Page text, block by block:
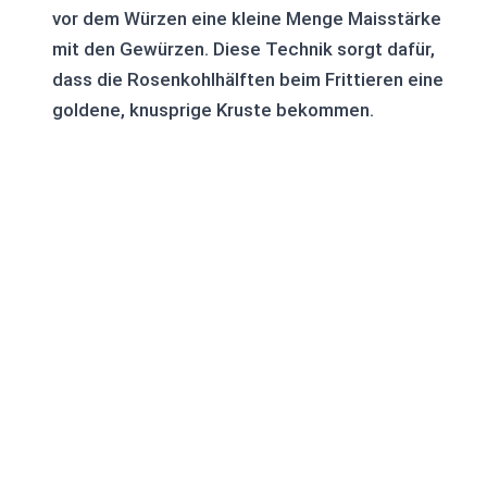
vor dem Würzen eine kleine Menge Maisstärke
mit den Gewürzen. Diese Technik sorgt dafür,
dass die Rosenkohlhälften beim Frittieren eine
goldene, knusprige Kruste bekommen.